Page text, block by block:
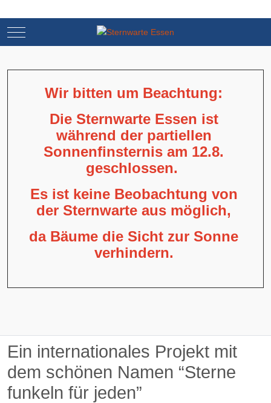
Mobile Menu Toggle
Wir bitten um Beachtung:
Die Sternwarte Essen ist
während der partiellen
Sonnenfinsternis am 12.8.
geschlossen.
Es ist keine Beobachtung von
der Sternwarte aus möglich,
da Bäume die Sicht zur Sonne
verhindern.
Ein internationales Projekt mit
dem schönen Namen “Sterne
funkeln für jeden”